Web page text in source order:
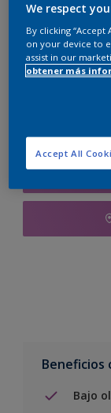
Tamaño
Beneficios
Bajo
We respect
By clicking
on your device to
assist in our
obtener más
Accept All